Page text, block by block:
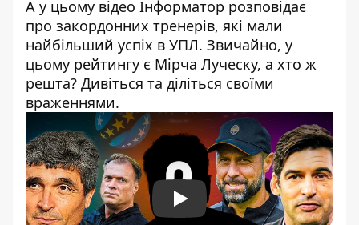
А у цьому відео Інформатор розповідає
про закордонних тренерів, які мали
найбільший успіх в УПЛ. Звичайно, у
цьому рейтингу є Мірча Луческу, а хто ж
решта? Дивіться та діліться своїми
враженнями.
Play